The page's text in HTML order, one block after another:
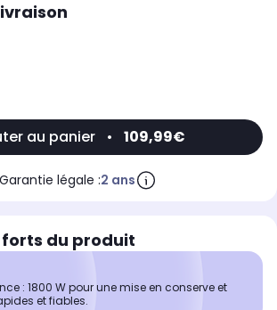
au panier • 109,99€
Garantie légale :2 ans
forts du produit
: 1800 W pour une mise en conserve et
et fiables.